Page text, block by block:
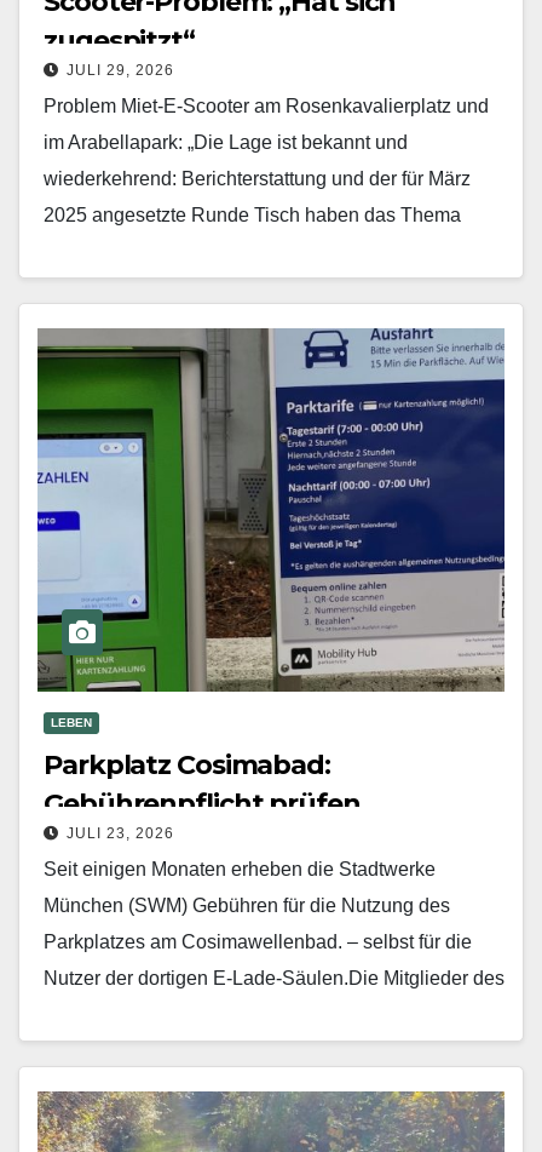
zugespitzt“
JULI 29, 2026
Problem Miet-E-Scooter am Rosenkavalierplatz und
im Arabellapark: „Die Lage ist bekannt und
wiederkehrend: Berichterstattung und der für März
2025 angesetzte Runde Tisch haben das Thema
Mehr erfahren
LEBEN
Parkplatz Cosimabad:
Gebührenpflicht prüfen
JULI 23, 2026
Seit einigen Monaten erheben die Stadtwerke
München (SWM) Gebühren für die Nutzung des
Parkplatzes am Cosimawellenbad. – selbst für die
Nutzer der dortigen E-Lade-Säulen.Die Mitglieder des
Mehr erfahren